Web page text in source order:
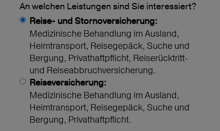
An welchen Leistungen sind Sie interessiert?
Reise- und Stornoversicherung:
Medizinische Behandlung im Ausland,
Heimtransport, Reisegepäck, Suche und
Bergung, Privathaftpflicht, Reiserücktritt-
und Reiseabbruchversicherung.
Reiseversicherung:
Medizinische Behandlung im Ausland,
Heimtransport, Reisegepäck, Suche und
Bergung, Privathaftpflicht.